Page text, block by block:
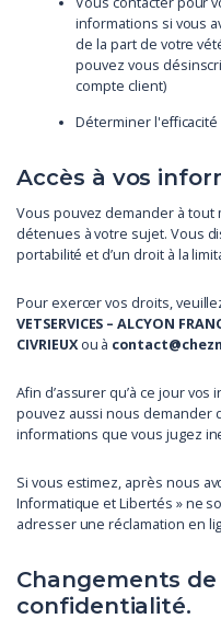
informations si vous
de la part de votre
pouvez vous
compte client)
Déterminer
Accès à vos
Vous pouvez demander à
détenues à votre sujet. Vous
portabilité et d’un droit à la
Pour exercer vos droits,
VETSERVICES – ALCYON
CIVRIEUXou à
Afin d’assurer qu’à ce jour
pouvez aussi nous demander
informations que vous jugez
Si vous estimez, après nous
Informatique et Libertés » ne
adresser une réclamation en
Changements
confidentialité.